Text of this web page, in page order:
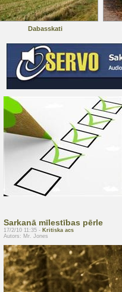
Dabasskati
Sarkanā mīlestības pērle
17/2/10 11:35 - Kritiska acs
Autors: Mr. Jones